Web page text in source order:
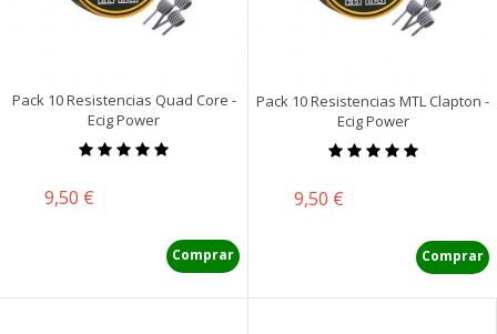
Pack 10 Resistencias Quad Core -
Ecig Power
Precio
9,50 €
Comprar
Pack 10 Resistencias MTL Clapton -
Ecig Power
Precio
9,50 €
Comprar